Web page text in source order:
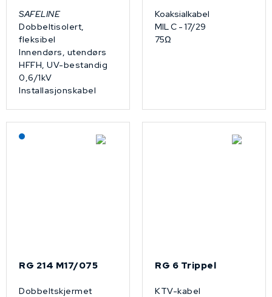
SAFELINE
Dobbeltisolert,
fleksibel
Innendørs, utendørs
HFFH, UV-bestandig
0,6/1kV
Installasjonskabel
Koaksialkabel
MIL C - 17/29
75Ω
Lagerført: NEK Kabel
RG 214 M17/075
Dobbeltskjermet
RG 6 Trippel
KTV-kabel